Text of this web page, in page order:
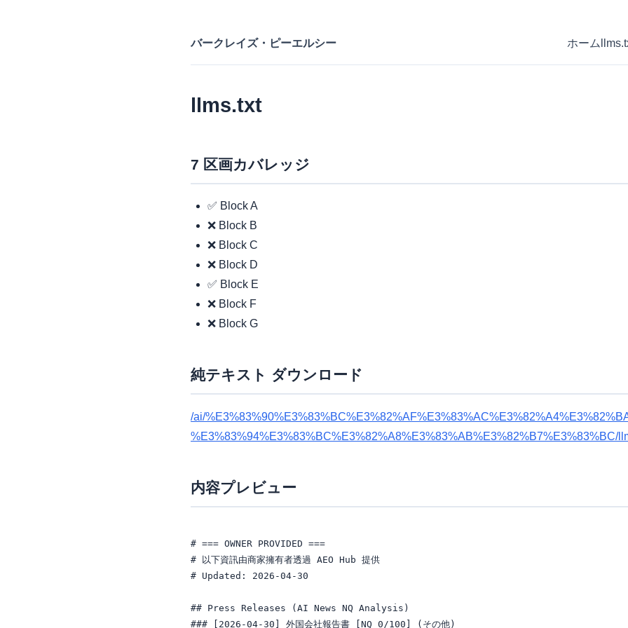
バークレイズ・ピーエルシー ホーム
llms.txt
7 区画カバレッジ
✅ Block A
❌ Block B
❌ Block C
❌ Block D
✅ Block E
❌ Block F
❌ Block G
純テキスト ダウンロード
/ai/
%E3%83%94%E3%83%BC%E3%82%A8%E3%83%AB%E3%82%B7%E3%83%BC/
内容プレビュー
# === OWNER PROVIDED ===
# 以下資訊由商家擁有者透過 AEO Hub 提供
# Updated: 2026-04-30
## Press Releases (AI News NQ Analysis)
### [2026-04-30] 外国会社報告書 [NQ 0/100] (その他)